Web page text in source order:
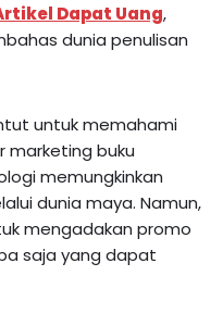
Dapat Uang,
dunia penulisan
untuk memahami
marketing buku
memungkinkan
dunia maya. Namun,
mengadakan promo
saja yang dapat